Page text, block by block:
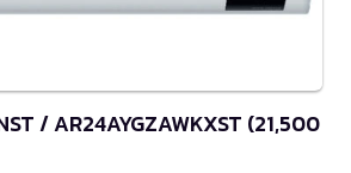
/ AR24AYGZAWKXST (21,500